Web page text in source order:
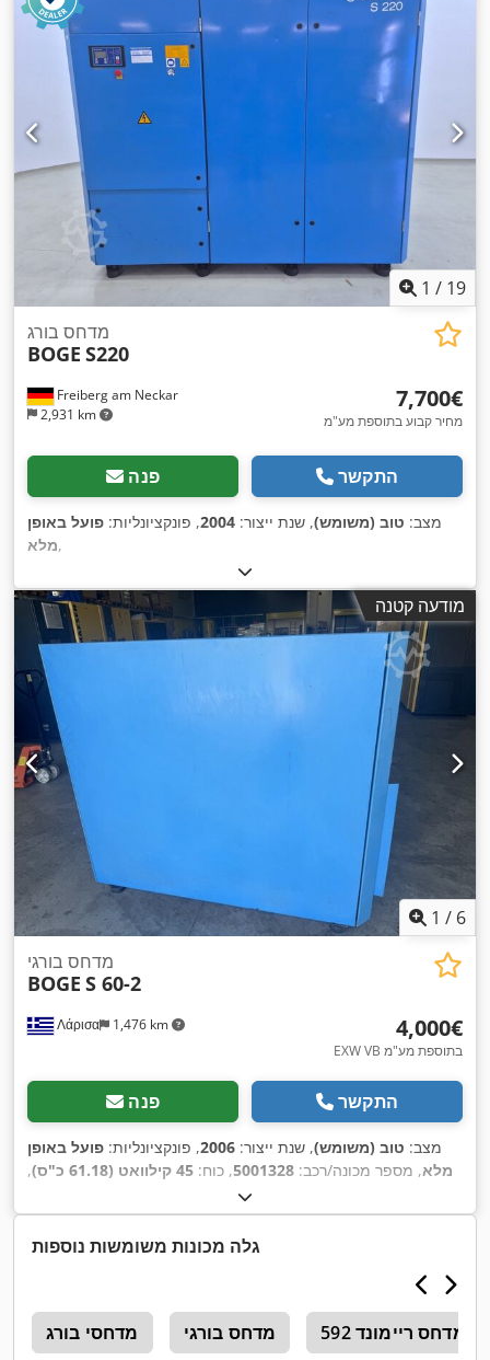
1 / 19
Freiberg am Neckar
2,931 km
מדחס בורג
BOGE S220
‏7,700 ‏€
מחיר קבוע בתוספת מע"מ
פנה התקשר
מצב: טוב (משומש), שנת ייצור: 2004, פונקציונליות: פועל באופן
מלא,
מודעה קטנה
1 / 6
Λάρισα 1,476 km
מדחס בורגי
BOGE S 60-2
‏4,000 ‏€
EXW VB בתוספת מע"מ
פנה התקשר
מצב: טוב (משומש), שנת ייצור: 2006, פונקציונליות: פועל באופן
מלא, מספר מכונה/רכב: 5001328, כוח: 45 קילוואט (61.18 כ"ס)
,
גלה מכונות משומשות נוספות
מדחסי בורג מדחס בורגי מדחס ריימונד 592